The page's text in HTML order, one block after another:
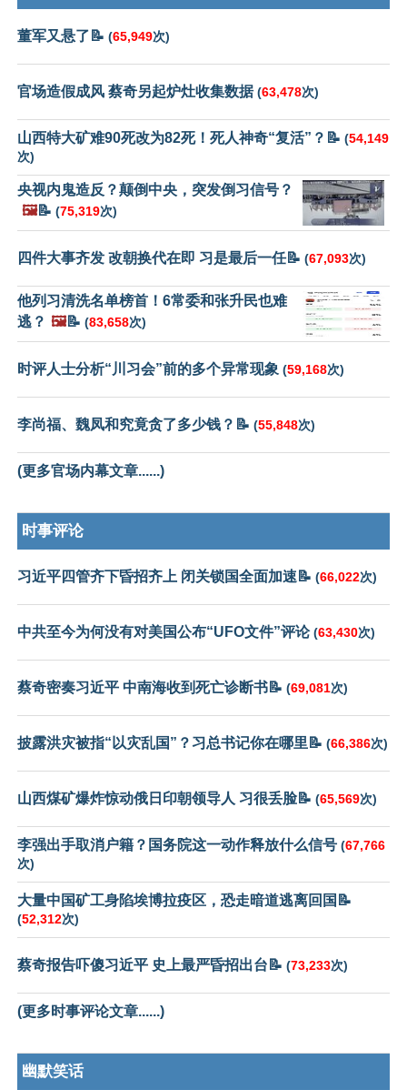
董军又悬了📝 (65,949次)
官场造假成风 蔡奇另起炉灶收集数据(63,478次)
山西特大矿难90死改为82死！死人神奇“复活”？📝 (54,149
次)
央视内鬼造反？颠倒中央，突发倒习信号？
🖼️📝 (75,319次)
四件大事齐发 改朝换代在即 习是最后一任📝 (67,093次)
他列习清洗名单榜首！6常委和张升民也难
逃？ 🖼️📝 (83,658次)
时评人士分析“川习会”前的多个异常现象 (59,168次)
李尚福、魏凤和究竟贪了多少钱？📝 (55,848次)
(更多官场内幕文章......)
时事评论
习近平四管齐下昏招齐上 闭关锁国全面加速📝 (66,022次)
中共至今为何没有对美国公布“UFO文件”评论(63,430次)
蔡奇密奏习近平 中南海收到死亡诊断书📝 (69,081次)
披露洪灾被指“以灾乱国”？习总书记你在哪里📝 (66,386次)
山西煤矿爆炸惊动俄日印朝领导人 习很丢脸📝 (65,569次)
李强出手取消户籍？国务院这一动作释放什么信号 (67,766
次)
大量中国矿工身陷埃博拉疫区，恐走暗道逃离回国📝
(52,312次)
蔡奇报告吓傻习近平 史上最严昏招出台📝 (73,233次)
(更多时事评论文章......)
幽默笑话